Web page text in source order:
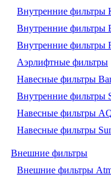
Внутренние фильтры
Внутренние фильтры
Внутренние фильтры
Аэрлифтные фильтры
Навесные фильтры
Внутренние фильтры
Навесные фильтры
Навесные фильтры
Внешние фильтры
Внешние фильтры